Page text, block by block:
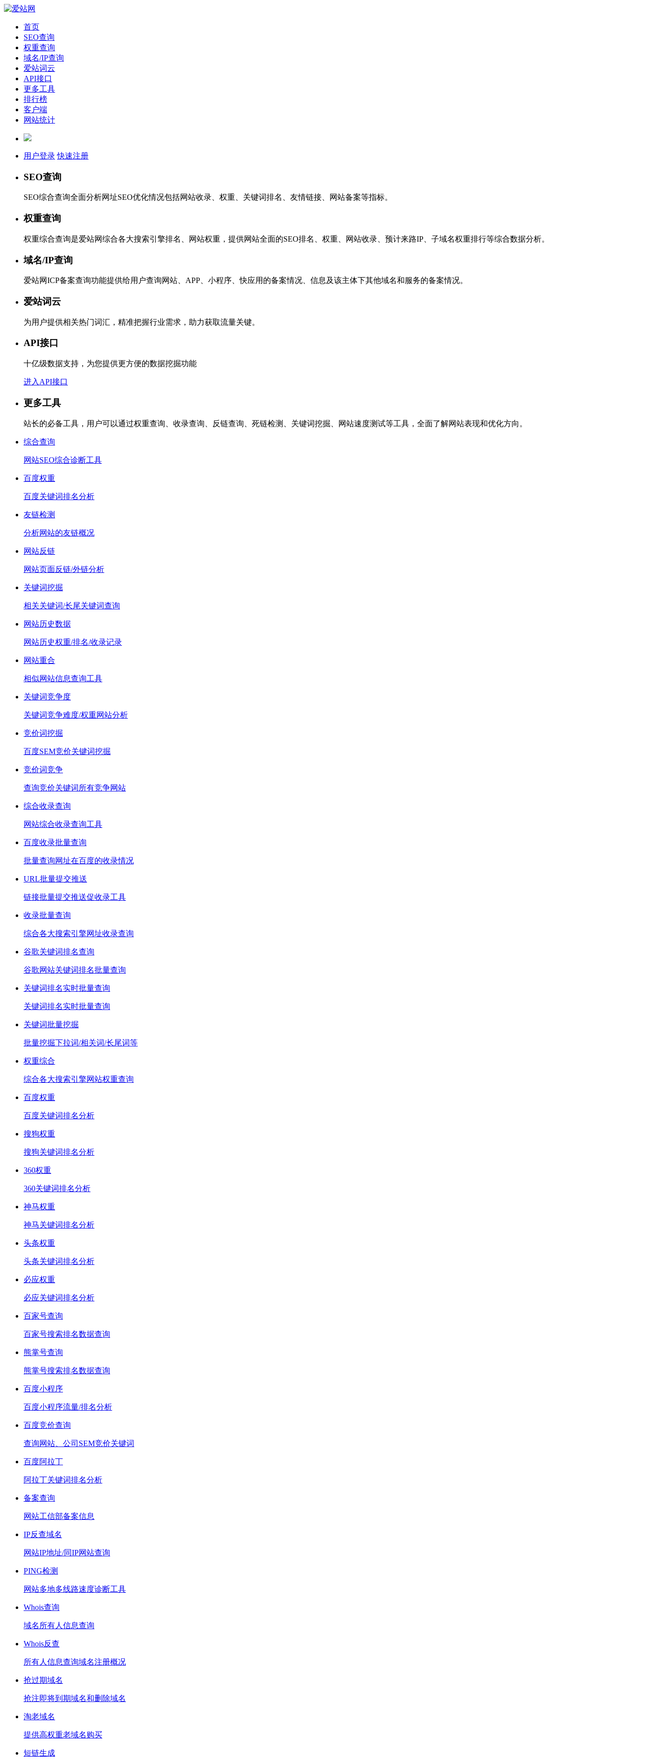
首页
SEO查询
权重查询
域名/IP查询
爱站词云
API接口
更多工具
排行榜
客户端
网站统计
用户登录 快速注册
SEO查询
SEO综合查询全面分析网址SEO优化情况包括网站收录、权重、关键词排名、友情链接、网站备案等指标。
权重查询
权重综合查询是爱站网综合各大搜索引擎排名、网站权重，提供网站全面的SEO排名、权重、网站收录、预计来路IP、子域名权重排行等综合数据分析。
域名/IP查询
爱站网ICP备案查询功能提供给用户查询网站、APP、小程序、快应用的备案情况、信息及该主体下其他域名和服务的备案情况。
爱站词云
为用户提供相关热门词汇，精准把握行业需求，助力获取流量关键。
API接口
十亿级数据支持，为您提供更方便的数据挖掘功能
进入API接口
更多工具
站长的必备工具，用户可以通过权重查询、收录查询、反链查询、死链检测、关键词挖掘、网站速度测试等工具，全面了解网站表现和优化方向。
综合查询
网站SEO综合诊断工具
百度权重
百度关键词排名分析
友链检测
分析网站的友链概况
网站反链
网站页面反链/外链分析
关键词挖掘
相关关键词/长尾关键词查询
网站历史数据
网站历史权重/排名/收录记录
网站重合
相似网站信息查询工具
关键词竞争度
关键词竞争难度/权重网站分析
竞价词挖掘
百度SEM竞价关键词挖掘
竞价词竞争
查询竞价关键词所有竞争网站
综合收录查询
网站综合收录查询工具
百度收录批量查询
批量查询网址在百度的收录情况
URL批量提交推送
链接批量提交推送促收录工具
收录批量查询
综合各大搜索引擎网址收录查询
谷歌关键词排名查询
谷歌网站关键词排名批量查询
关键词排名实时批量查询
关键词排名实时批量查询
关键词批量挖掘
批量挖掘下拉词/相关词/长尾词等
权重综合
综合各大搜索引擎网站权重查询
百度权重
百度关键词排名分析
搜狗权重
搜狗关键词排名分析
360权重
360关键词排名分析
神马权重
神马关键词排名分析
头条权重
头条关键词排名分析
必应权重
必应关键词排名分析
百家号查询
百家号搜索排名数据查询
熊掌号查询
熊掌号搜索排名数据查询
百度小程序
百度小程序流量/排名分析
百度竞价查询
查询网站、公司SEM竞价关键词
百度阿拉丁
阿拉丁关键词排名分析
备案查询
网站工信部备案信息
IP反查域名
网站IP地址/同IP网站查询
PING检测
网站多地多线路速度诊断工具
Whois查询
域名所有人信息查询
Whois反查
所有人信息查询域名注册概况
抢过期域名
抢注即将到期域名和删除域名
淘老域名
提供高权重老域名购买
短链生成